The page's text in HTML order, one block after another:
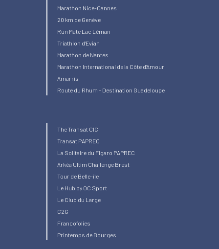
Marathon Nice-Cannes
20 km de Genève
Run Mate Lac Léman
Triathlon d’Evian
Marathon de Nantes
Marathon International de la Côte d’Amour
Amarris
Route du Rhum – Destination Guadeloupe
The Transat CIC
Transat PAPREC
La Solitaire du Figaro PAPREC
Arkéa Ultim Challenge Brest
Tour de Belle-île
Le Hub by OC Sport
Le Club du Large
C2G
Francofolies
Printemps de Bourges